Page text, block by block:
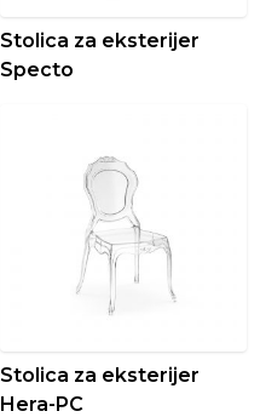
Stolica za eksterijer
Specto
Stolica za eksterijer
Hera-PC